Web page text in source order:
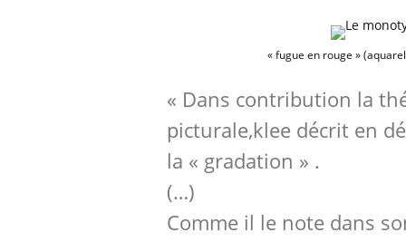
« fugue en rouge »
« Dans contribution la
picturale,klee décrit en
la « gradation » .
(…)
Comme il le note dans